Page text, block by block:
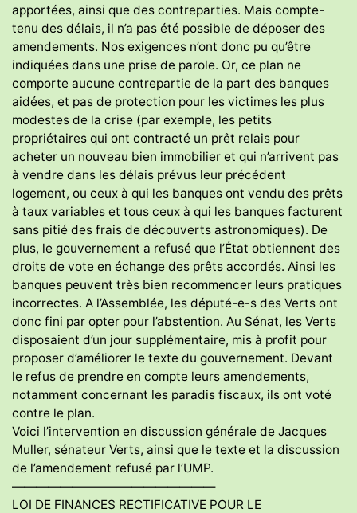
apportées, ainsi que des contreparties. Mais compte-
tenu des délais, il n’a pas été possible de déposer des
amendements. Nos exigences n’ont donc pu qu’être
indiquées dans une prise de parole. Or, ce plan ne
comporte aucune contrepartie de la part des banques
aidées, et pas de protection pour les victimes les plus
modestes de la crise (par exemple, les petits
propriétaires qui ont contracté un prêt relais pour
acheter un nouveau bien immobilier et qui n’arrivent pas
à vendre dans les délais prévus leur précédent
logement, ou ceux à qui les banques ont vendu des prêts
à taux variables et tous ceux à qui les banques facturent
sans pitié des frais de découverts astronomiques). De
plus, le gouvernement a refusé que l’État obtiennent des
droits de vote en échange des prêts accordés. Ainsi les
banques peuvent très bien recommencer leurs pratiques
incorrectes. A l’Assemblée, les député-e-s des Verts ont
donc fini par opter pour l’abstention. Au Sénat, les Verts
disposaient d’un jour supplémentaire, mis à profit pour
proposer d’améliorer le texte du gouvernement. Devant
le refus de prendre en compte leurs amendements,
notamment concernant les paradis fiscaux, ils ont voté
contre le plan.
Voici l’intervention en discussion générale de Jacques
Muller, sénateur Verts, ainsi que le texte et la discussion
de l’amendement refusé par l’UMP.
—————————————————
LOI DE FINANCES RECTIFICATIVE POUR LE